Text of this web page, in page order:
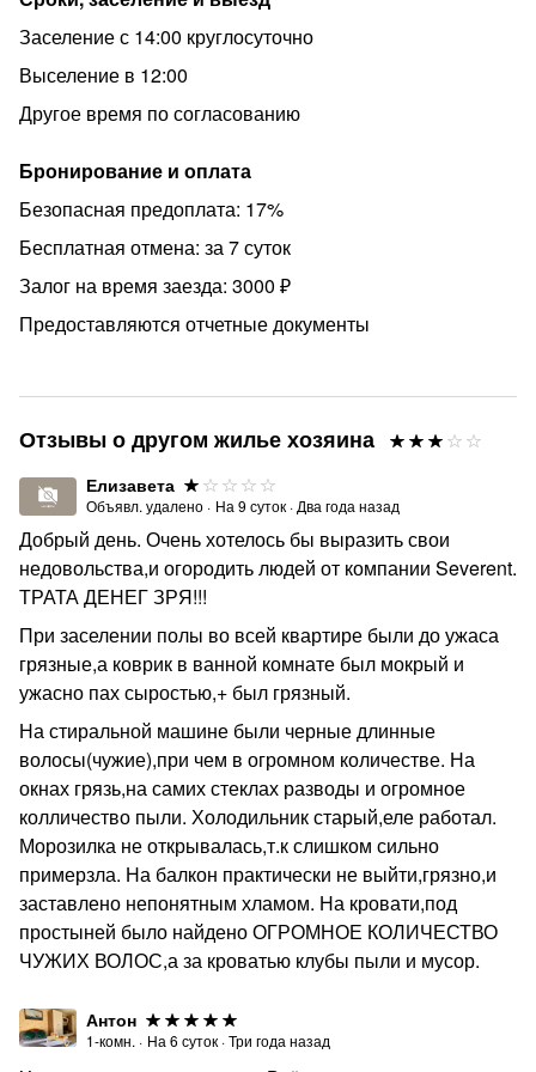
банка.
- Предоставляем полный пакет документов
командированным сотрудникам.
- Заявки на бронирования обрабатываются с 9:00 до
- В стоимость аренды входит 1 комплект постельного
белья.
- Дополнительное место(диван) для ребенка до 18 лет.
----------------------------------------------------------------------------
Бронируйте!
объявление в закладки, чтобы вернуться к нему позже.
----------------------------------------------------------------------------
компания отличный выбор.
Рады видеть вас! Готовы предложить долгосрочное
сотрудничество на выгодных условиях!
Заселение с 14:00 круглосуточно
Выселение в 12:00
Другое время по согласованию
Бронирование и оплата
Безопасная предоплата: 17%
Бесплатная отмена: за 7 суток
Залог на время заезда: 3000 ₽
Предоставляются отчетные документы
Отзывы о другом жилье хозяина
Елизавета
Объявл. удалено · На 9 суток · Два года назад
Добрый день. Очень хотелось бы выразить свои
недовольства,и огородить людей от компании Severent.
ТРАТА ДЕНЕГ ЗРЯ!!!
При заселении полы во всей квартире были до ужаса
грязные,а коврик в ванной комнате был мокрый и
ужасно пах сыростью,+ был грязный.
На стиральной машине были черные длинные
волосы(чужие),при чем в огромном количестве. На
окнах грязь,на самих стеклах разводы и огромное
колличество пыли. Холодильник старый,еле работал.
Морозилка не открывалась,т.к слишком сильно
примерзла. На балкон практически не выйти,грязно,и
заставлено непонятным хламом. На кровати,под
простыней было найдено ОГРОМНОЕ КОЛИЧЕСТВО
ЧУЖИХ ВОЛОС,а за кроватью клубы пыли и мусор.
Антон
1-комн. · На 6 суток ·Три года назад